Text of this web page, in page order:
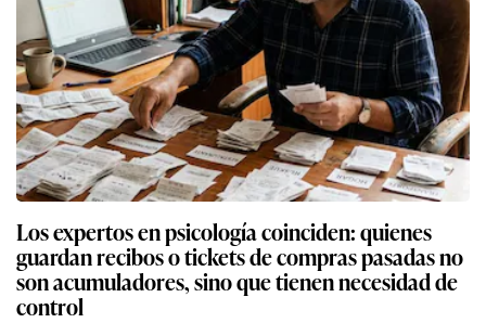
Los expertos en psicología coinciden: quienes
guardan recibos o tickets de compras pasadas no
son acumuladores, sino que tienen necesidad de
control